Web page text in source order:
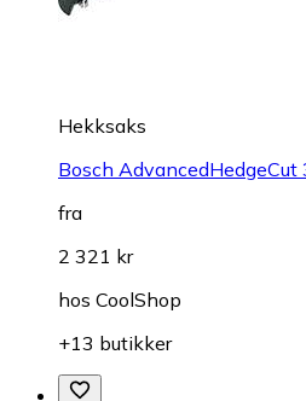
Hekksaks
Bosch
fra
2 321 kr
hos CoolShop
+13 butikker